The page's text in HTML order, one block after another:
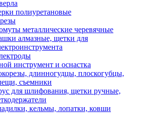
полиуретановые
металлические черевячные
алмазные, щетки для
инструмент и оснастка
длинногудцы, плоскогубцы,
съемники
для шлифования, щетки ручные,
кельмы, лопатки, ковши